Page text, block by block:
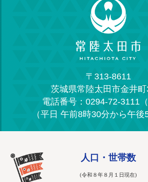
〒313-8611
茨城県常陸太田市金井
電話番号：0294-72-3111（
（平日 午前8時30分から午後